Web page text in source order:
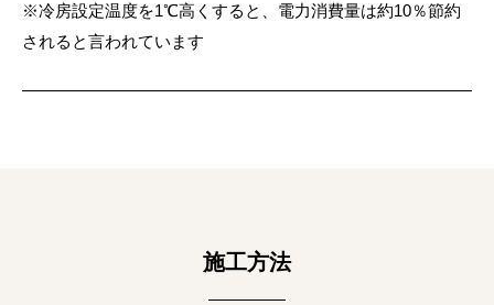
※冷房設定温度を1℃高くすると、電力消費量は約10％節約
されると言われています
施工方法